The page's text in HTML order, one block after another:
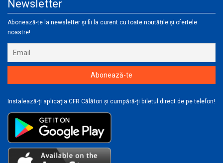
Newsletter
Abonează-te la newsletter și fii la curent cu toate noutățile și ofertele
noastre!
Instalează-ți aplicația CFR Călători și cumpără-ți biletul direct de pe telefon!